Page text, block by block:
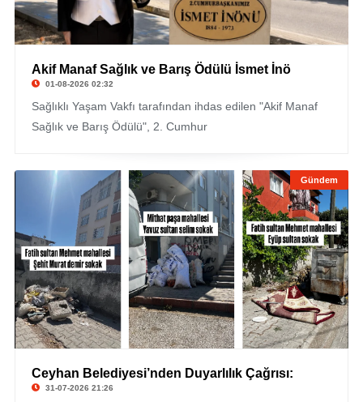
Akif Manaf Sağlık ve Barış Ödülü İsmet İnö
01-08-2026 02:32
Sağlıklı Yaşam Vakfı tarafından ihdas edilen "Akif Manaf
Sağlık ve Barış Ödülü", 2. Cumhur
Gündem
Ceyhan Belediyesi’nden Duyarlılık Çağrısı:
31-07-2026 21:26